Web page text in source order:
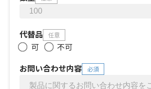
代替品 任意
可
不可
お問い合わせ内容
必須